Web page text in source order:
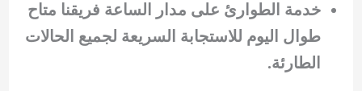
خدمة الطوارئ على مدار الساعة فريقنا متاح
طوال اليوم للاستجابة السريعة لجميع الحالات
الطارئة.